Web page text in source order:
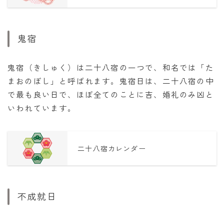
鬼宿
鬼宿（きしゅく）は二十八宿の一つで、和名では「た
まおのぼし」と呼ばれます。鬼宿日は、二十八宿の中
で最も良い日で、ほぼ全てのことに吉、婚礼のみ凶と
いわれています。
二十八宿カレンダー
不成就日